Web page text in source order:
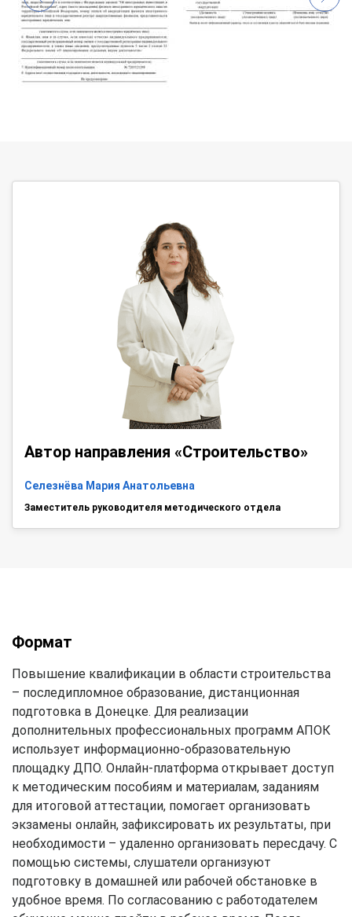
Автор направления «Строительство»
Селезнёва Мария Анатольевна
Заместитель руководителя методического отдела
Формат
Повышение квалификации в области строительства
– последипломное образование, дистанционная
подготовка в Донецке. Для реализации
дополнительных профессиональных программ АПОК
использует информационно-образовательную
площадку ДПО. Онлайн-платформа открывает доступ
к методическим пособиям и материалам, заданиям
для итоговой аттестации, помогает организовать
экзамены онлайн, зафиксировать их результаты, при
необходимости – удаленно организовать пересдачу. С
помощью системы, слушатели организуют
подготовку в домашней или рабочей обстановке в
удобное время. По согласованию с работодателем